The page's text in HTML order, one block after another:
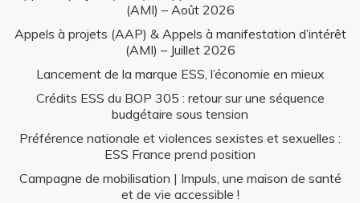
(AMI) – Août 2026
Appels à projets (AAP) & Appels à manifestation d’intérêt
(AMI) – Juillet 2026
Lancement de la marque ESS, l’économie en mieux
Crédits ESS du BOP 305 : retour sur une séquence
budgétaire sous tension
Préférence nationale et violences sexistes et sexuelles :
ESS France prend position
Campagne de mobilisation | Impuls, une maison de santé
et de vie accessible !